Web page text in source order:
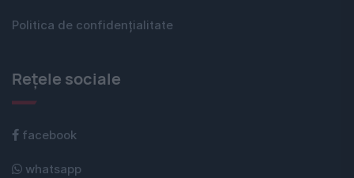
Politica de confidențialitate
Rețele sociale
facebook
whatsapp